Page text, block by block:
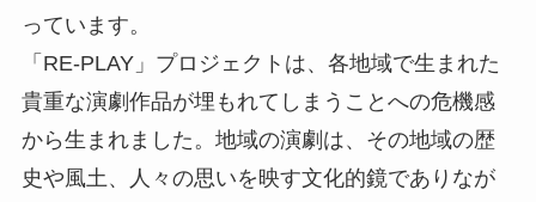
っています。
「RE-PLAY」プロジェクトは、各地域で生まれた
貴重な演劇作品が埋もれてしまうことへの危機感
から生まれました。地域の演劇は、その地域の歴
史や風土、人々の思いを映す文化的鏡でありなが